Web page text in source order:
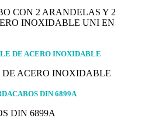
DE ACERO INOXIDABLE
DIN 6899A